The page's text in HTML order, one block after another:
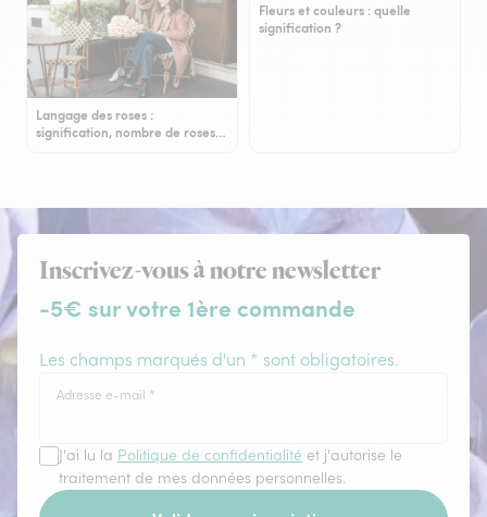
Langage des roses :
signification, nombre de roses…
Fleurs et couleurs : quelle
signification ?
Inscrivez-vous à notre newsletter
-5€ sur votre 1ère commande
Les champs marqués d'un * sont obligatoires.
Adresse e-mail *
J'ai lu la Politique de confidentialité et j'autorise le
traitement de mes données personnelles.